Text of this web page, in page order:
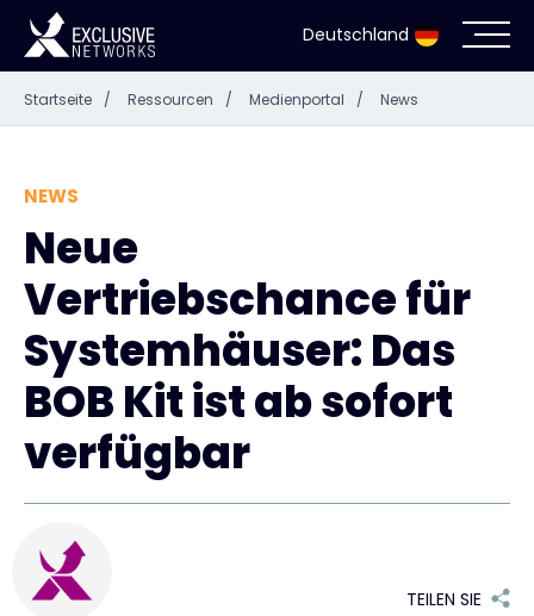
Deutschland
Cybersecurity
Ökosystem
Ressourcen
Unternehmen
Exclusive Access Anmeldung
Startseite / Ressourcen / Medienportal / News
NEWS
Neue
Vertriebschance für
Systemhäuser: Das
BOB Kit ist ab sofort
verfügbar
TEILEN SIE